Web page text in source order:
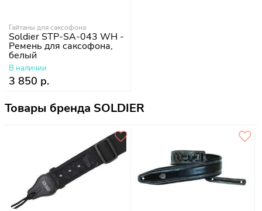
Гайтаны для саксофона
Soldier STP-SA-043 WH -
Ремень для саксофона,
белый
В наличии
3 850 р.
Товары бренда SOLDIER